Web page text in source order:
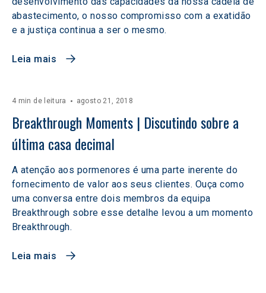
abastecimento, o nosso compromisso com a exatidão
e a justiça continua a ser o mesmo.
Leia mais
4 min de leitura agosto 21, 2018
Breakthrough Moments | Discutindo sobre a
última casa decimal
A atenção aos pormenores é uma parte inerente do
fornecimento de valor aos seus clientes. Ouça como
uma conversa entre dois membros da equipa
Breakthrough sobre esse detalhe levou a um momento
Breakthrough.
Leia mais